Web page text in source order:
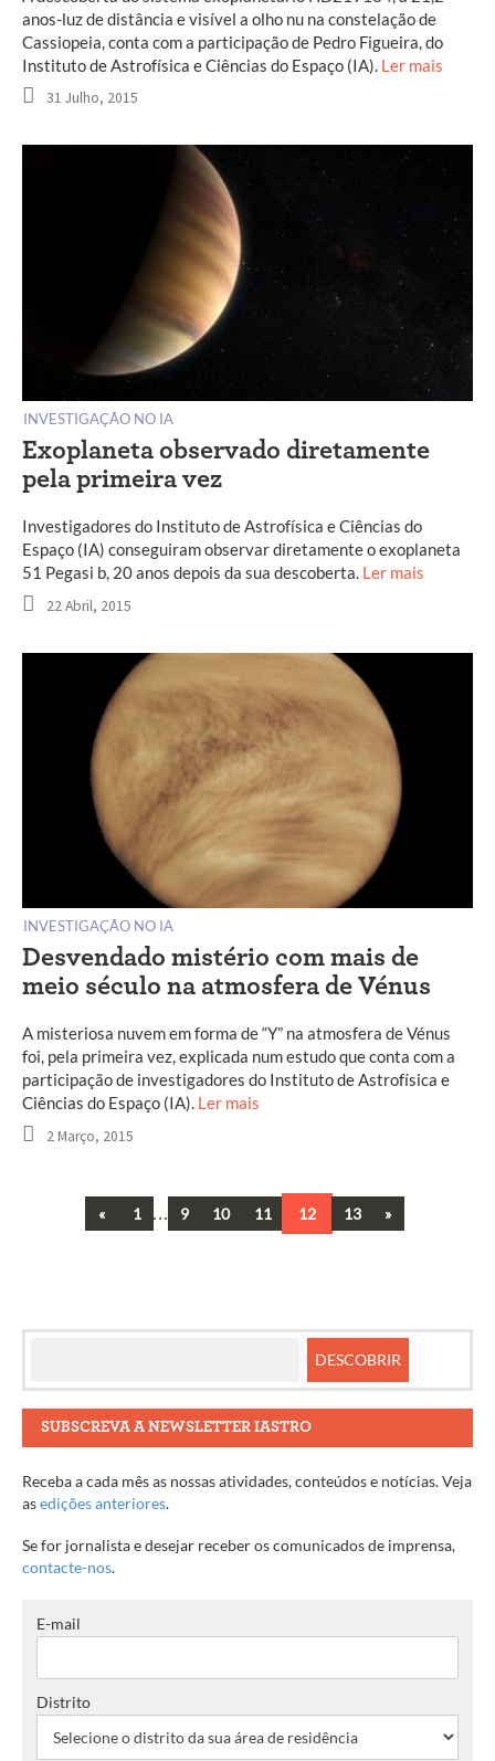
anos-luz de distância e visível a olho nu na constelação de
Cassiopeia, conta com a participação de Pedro Figueira, do
Instituto de Astrofísica e Ciências do Espaço (IA). Ler mais
31 Julho, 2015
INVESTIGAÇÃO NO IA
Exoplaneta observado diretamente
pela primeira vez
Investigadores do Instituto de Astrofísica e Ciências do
Espaço (IA) conseguiram observar diretamente o exoplaneta
51 Pegasi b, 20 anos depois da sua descoberta. Ler mais
22 Abril, 2015
INVESTIGAÇÃO NO IA
Desvendado mistério com mais de
meio século na atmosfera de Vénus
A misteriosa nuvem em forma de “Y” na atmosfera de Vénus
foi, pela primeira vez, explicada num estudo que conta com a
participação de investigadores do Instituto de Astrofísica e
Ciências do Espaço (IA). Ler mais
2 Março, 2015
artigos
« Previous
1 … 9 10 11 12 13 Next
»
SUBSCREVA A NEWSLETTER IASTRO
Receba a cada mês as nossas atividades, conteúdos e notícias. Veja
asedições anteriores.
Se for jornalista e desejar receber os comunicados de imprensa,
contacte-nos.
E-mail
Distrito